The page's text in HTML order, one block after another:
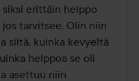
erittäin helppo
tarvitsee. Olin niin
siitä, kuinka kevyeltä
helppoa se oli
asettuu niin